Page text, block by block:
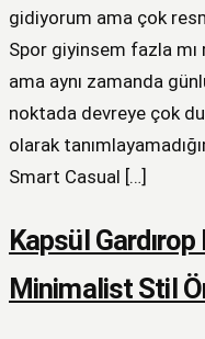
gidiyorum ama çok
Spor giyinsem fazla mı
ama aynı zamanda
noktada devreye çok
olarak
Smart Casual […]
Kapsül
Minimalist Stil